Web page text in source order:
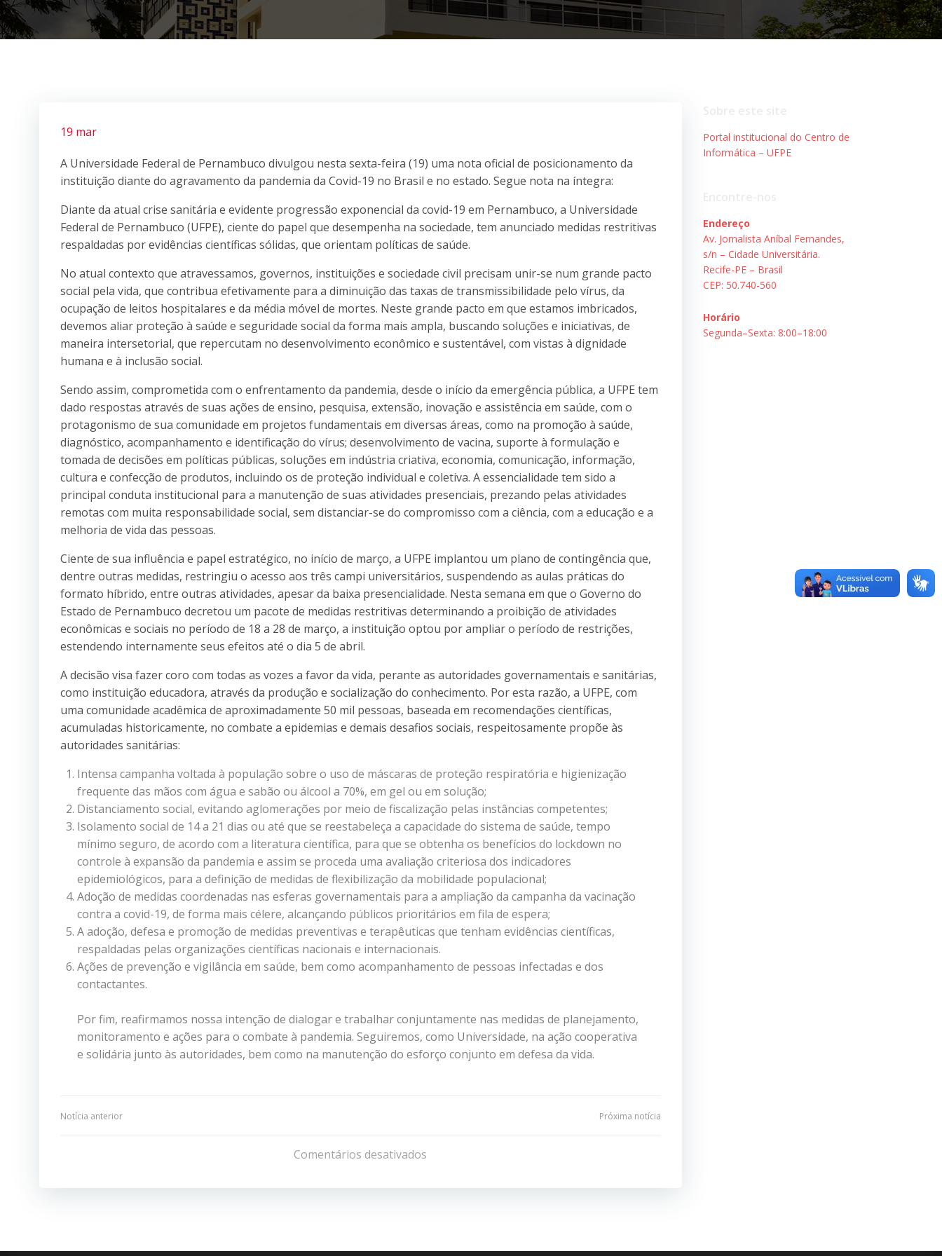
19 mar
A Universidade Federal de Pernambuco divulgou nesta sexta-feira (19) uma nota oficial de posicionamento da
instituição diante do agravamento da pandemia da Covid-19 no Brasil e no estado. Segue nota na íntegra:
Diante da atual crise sanitária e evidente progressão exponencial da covid-19 em Pernambuco, a Universidade
Federal de Pernambuco (UFPE), ciente do papel que desempenha na sociedade, tem anunciado medidas restritivas
respaldadas por evidências científicas sólidas, que orientam políticas de saúde.
No atual contexto que atravessamos, governos, instituições e sociedade civil precisam unir-se num grande pacto
social pela vida, que contribua efetivamente para a diminuição das taxas de transmissibilidade pelo vírus, da
ocupação de leitos hospitalares e da média móvel de mortes. Neste grande pacto em que estamos imbricados,
devemos aliar proteção à saúde e seguridade social da forma mais ampla, buscando soluções e iniciativas, de
maneira intersetorial, que repercutam no desenvolvimento econômico e sustentável, com vistas à dignidade
humana e à inclusão social.
Sendo assim, comprometida com o enfrentamento da pandemia, desde o início da emergência pública, a UFPE tem
dado respostas através de suas ações de ensino, pesquisa, extensão, inovação e assistência em saúde, com o
protagonismo de sua comunidade em projetos fundamentais em diversas áreas, como na promoção à saúde,
diagnóstico, acompanhamento e identificação do vírus; desenvolvimento de vacina, suporte à formulação e
tomada de decisões em políticas públicas, soluções em indústria criativa, economia, comunicação, informação,
cultura e confecção de produtos, incluindo os de proteção individual e coletiva. A essencialidade tem sido a
principal conduta institucional para a manutenção de suas atividades presenciais, prezando pelas atividades
remotas com muita responsabilidade social, sem distanciar-se do compromisso com a ciência, com a educação e a
melhoria de vida das pessoas.
Ciente de sua influência e papel estratégico, no início de março, a UFPE implantou um plano de contingência que,
dentre outras medidas, restringiu o acesso aos três campi universitários, suspendendo as aulas práticas do
formato híbrido, entre outras atividades, apesar da baixa presencialidade. Nesta semana em que o Governo do
Estado de Pernambuco decretou um pacote de medidas restritivas determinando a proibição de atividades
econômicas e sociais no período de 18 a 28 de março, a instituição optou por ampliar o período de restrições,
estendendo internamente seus efeitos até o dia 5 de abril.
A decisão visa fazer coro com todas as vozes a favor da vida, perante as autoridades governamentais e sanitárias,
como instituição educadora, através da produção e socialização do conhecimento. Por esta razão, a UFPE, com
uma comunidade acadêmica de aproximadamente 50 mil pessoas, baseada em recomendações científicas,
acumuladas historicamente, no combate a epidemias e demais desafios sociais, respeitosamente propõe às
autoridades sanitárias:
Intensa campanha voltada à população sobre o uso de máscaras de proteção respiratória e higienização
frequente das mãos com água e sabão ou álcool a 70%, em gel ou em solução;
Distanciamento social, evitando aglomerações por meio de fiscalização pelas instâncias competentes;
Isolamento social de 14 a 21 dias ou até que se reestabeleça a capacidade do sistema de saúde, tempo
mínimo seguro, de acordo com a literatura científica, para que se obtenha os benefícios do lockdown no
controle à expansão da pandemia e assim se proceda uma avaliação criteriosa dos indicadores
epidemiológicos, para a definição de medidas de flexibilização da mobilidade populacional;
Adoção de medidas coordenadas nas esferas governamentais para a ampliação da campanha da vacinação
contra a covid-19, de forma mais célere, alcançando públicos prioritários em fila de espera;
A adoção, defesa e promoção de medidas preventivas e terapêuticas que tenham evidências científicas,
respaldadas pelas organizações científicas nacionais e internacionais.
Ações de prevenção e vigilância em saúde, bem como acompanhamento de pessoas infectadas e dos
contactantes.
Por fim, reafirmamos nossa intenção de dialogar e trabalhar conjuntamente nas medidas de planejamento,
monitoramento e ações para o combate à pandemia. Seguiremos, como Universidade, na ação cooperativa
e solidária junto às autoridades, bem como na manutenção do esforço conjunto em defesa da vida.
Navegação
Post
Notícia anterior
de
Post
Próxima notícia
Comentários desativados
Portal institucional do Centro de
Informática – UFPE
Endereço
Av. Jornalista Aníbal Fernandes,
s/n – Cidade Universitária.
Recife-PE – Brasil
CEP: 50.740-560
Horário
Segunda–Sexta: 8:00–18:00